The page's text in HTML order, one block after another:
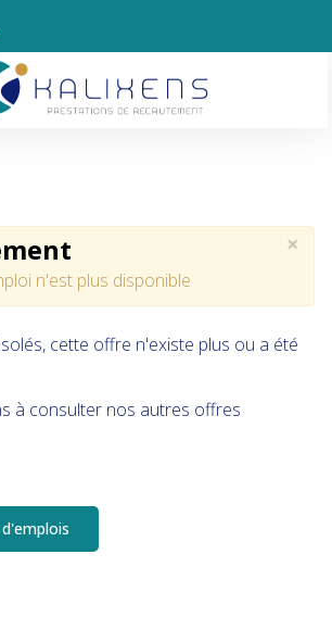
×
n'est plus disponible
cette offre n'existe plus ou a été
à consulter nos autres offres